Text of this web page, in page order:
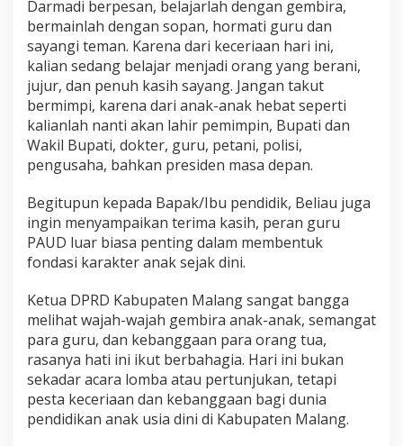
Darmadi berpesan, belajarlah dengan gembira,
bermainlah dengan sopan, hormati guru dan
sayangi teman. Karena dari keceriaan hari ini,
kalian sedang belajar menjadi orang yang berani,
jujur, dan penuh kasih sayang. Jangan takut
bermimpi, karena dari anak-anak hebat seperti
kalianlah nanti akan lahir pemimpin, Bupati dan
Wakil Bupati, dokter, guru, petani, polisi,
pengusaha, bahkan presiden masa depan.
Begitupun kepada Bapak/Ibu pendidik, Beliau juga
ingin menyampaikan terima kasih, peran guru
PAUD luar biasa penting dalam membentuk
fondasi karakter anak sejak dini.
Ketua DPRD Kabupaten Malang sangat bangga
melihat wajah-wajah gembira anak-anak, semangat
para guru, dan kebanggaan para orang tua,
rasanya hati ini ikut berbahagia. Hari ini bukan
sekadar acara lomba atau pertunjukan, tetapi
pesta keceriaan dan kebanggaan bagi dunia
pendidikan anak usia dini di Kabupaten Malang.